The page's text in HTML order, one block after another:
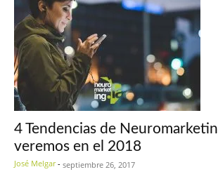
4 Tendencias de
veremos en el 2018
José Melgar - septiembre 26, 2017